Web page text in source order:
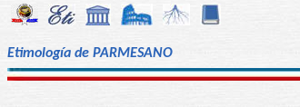
Etimología de PARMESANO